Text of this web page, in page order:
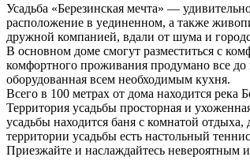
Усадьба «Березинская мечта» —
расположение в уединенном, а также
дружной компанией, вдали от шума и
В основном доме смогут разместиться с
комфортного проживания продумано все
оборудованная всем необходимым кухня.
Всего в 100 метрах от дома находится река
Территория усадьбы просторная и
усадьбы находится баня с комнатой
территории усадьбы есть настольный
Приезжайте и наслаждайтесь невероятным